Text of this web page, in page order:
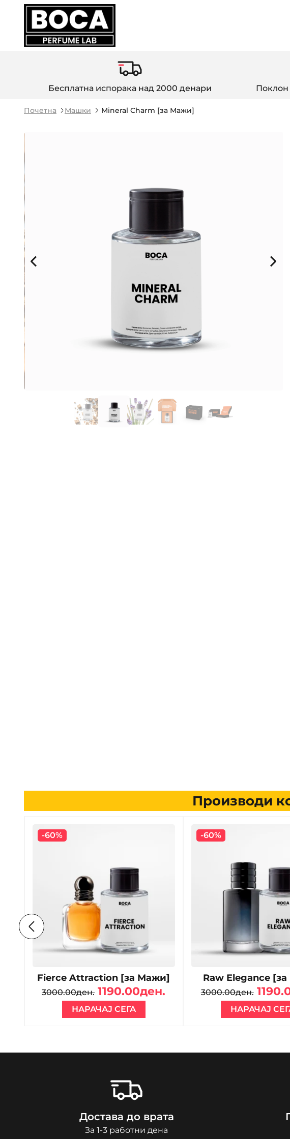
Бесплатна испорака над 2000 денари Поклон
Почетна Машки Mineral Charm [за Мажи]
Производи
-60%
Fierce Attraction [за Мажи]
3000.00ден. 1190.00ден.
НАРАЧАЈ СЕГА
-60%
Raw Elegance
3000.00ден.
НАРАЧАЈ
Достава до врата
За 1-3 работни дена